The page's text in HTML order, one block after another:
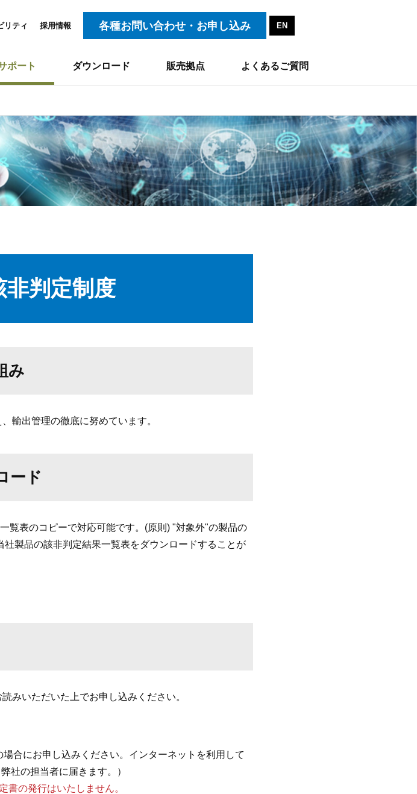
リティ 採用情報 各種お問い合わせ・お申し込み EN
ポート ダウンロード 販売拠点 よくあるご質問
非判定制度
み
輸出管理の徹底に努めています。
ード
覧表のコピーで対応可能です。(原則) "対象外"の製品の
製品の該非判定結果一覧表をダウンロードすることが
みいただいた上でお申し込みください。
合にお申し込みください。インターネットを利用して
社の担当者に届きます。）
書の発行はいたしません。